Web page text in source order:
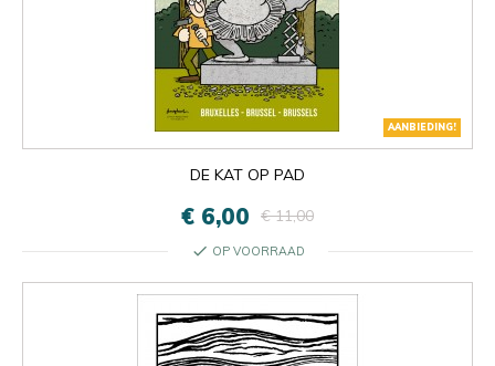
AANBIEDING!
DE KAT OP PAD
€ 6,00 € 11,00
check OP VOORRAAD